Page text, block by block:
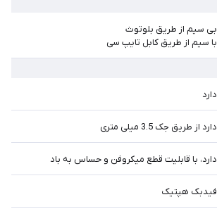
بی سیم از طریق بلوتوث
با سیم از طریق کابل تایپ سی
دارد
دارد از طریق جک 3.5 میلی متری
دارد، با قابلیت قطع میکروفن و حساس به باد
فیدبک هپتیک